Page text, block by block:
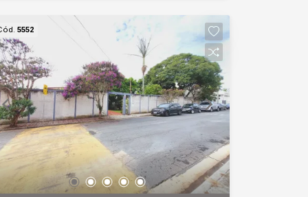
2 Elevadores, Portaria Eletrônica. Fácil
acesso a Rodovia Raposo Tavares, a
poucos minutos do Shopping
Esplanada/Iguatemi
5552